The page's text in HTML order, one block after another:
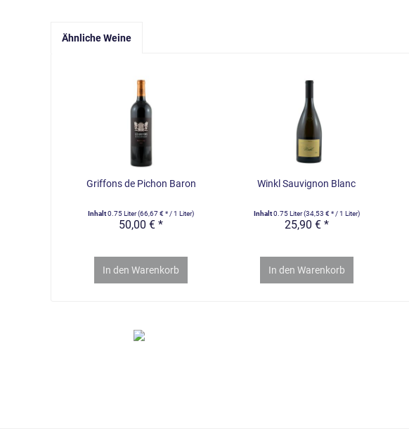
Ähnliche Weine
Griffons de Pichon Baron
Inhalt0.75 Liter(66,67 € * / 1 Liter)
50,00 € *
In den Warenkorb
Winkl Sauvignon Blanc
Inhalt0.75 Liter(34,53 € * / 1 Liter)
25,90 € *
In den Warenkorb